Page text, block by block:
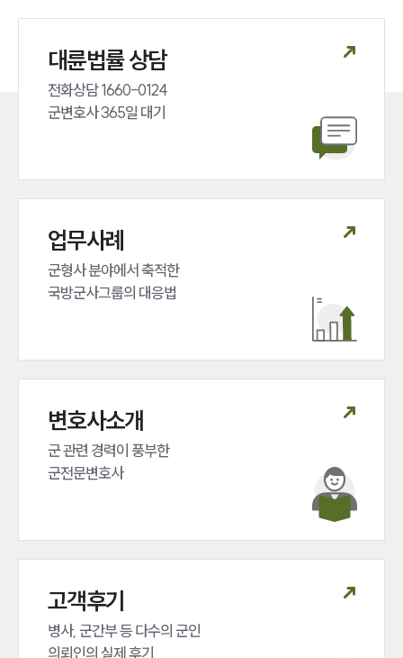
그룹소개
오시는 길
글로벌 파트너 로펌
사례분석/최신동향
법률정보
대륜법률 상담
전화상담 1660-0124
군변호사 365일 대기
업무사례
군형사 분야에서 축적한
국방군사그룹의 대응법
변호사소개
군 관련 경력이 풍부한
군전문변호사
고객후기
병사, 군간부 등 다수의 군인
의뢰인의 실제 후기